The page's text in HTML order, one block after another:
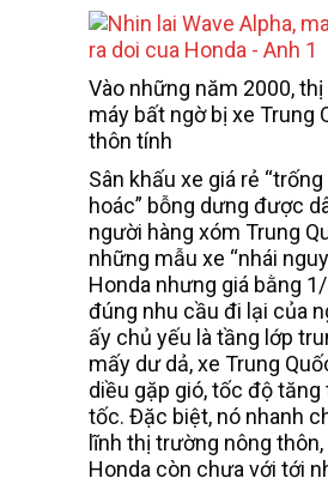
Vào những năm 2000,
máy bất ngờ bị xe Trung
thôn tính
Sân khấu xe giá rẻ
hoác” bỗng dưng được
người hàng xóm Trung
những mẫu xe “nhái
Honda nhưng giá bằng
đúng nhu cầu đi lại của
ấy chủ yếu là tầng lớp
mấy dư dả, xe Trung
diều gặp gió, tốc độ
tốc. Đặc biệt, nó nhanh
lĩnh thị trường nông
Honda còn chưa với tới